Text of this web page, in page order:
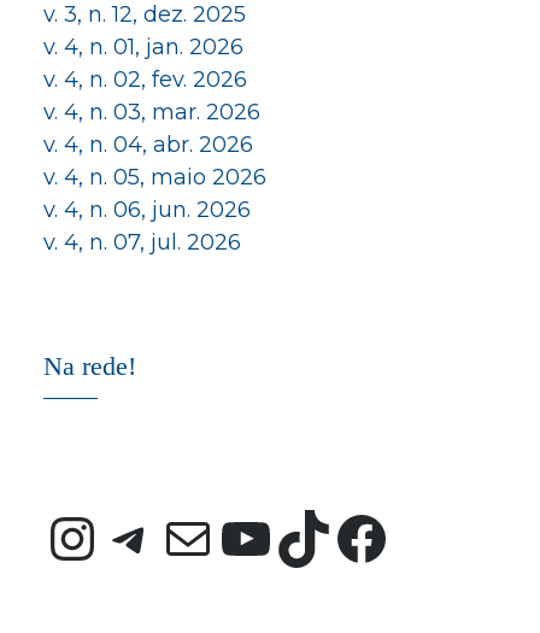
v. 3, n. 12, dez. 2025
v. 4, n. 01, jan. 2026
v. 4, n. 02, fev. 2026
v. 4, n. 03, mar. 2026
v. 4, n. 04, abr. 2026
v. 4, n. 05, maio 2026
v. 4, n. 06, jun. 2026
v. 4, n. 07, jul. 2026
Na rede!
Instagram
Telegram
E-mail
Youtube
TikTok